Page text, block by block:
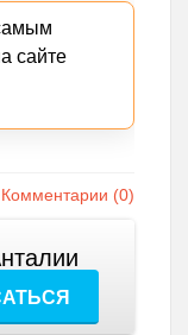
сайте
Комментарии (0)